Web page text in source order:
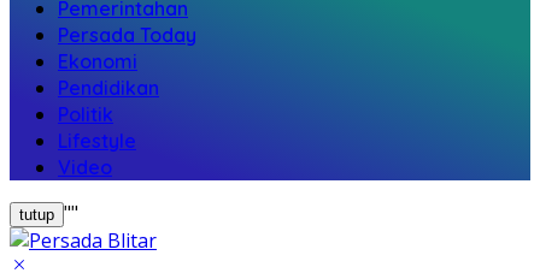
Pemerintahan
Persada Today
Ekonomi
Pendidikan
Politik
Lifestyle
Video
tutup ""